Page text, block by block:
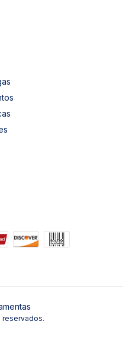
reservados.